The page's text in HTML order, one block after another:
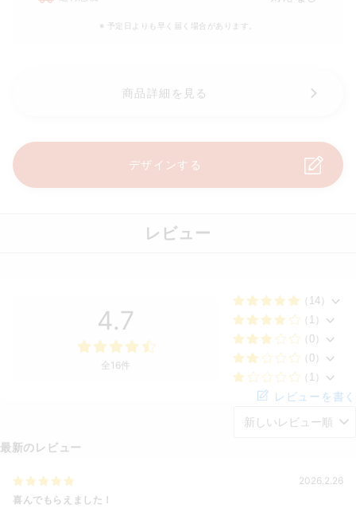
※ 予定日よりも早く届く場合があります。
商品詳細を見る
デザインする
レビュー
4.7
全16件
（14）
（1）
（0）
（0）
（1）
レビューを書く
最新のレビュー
2026.2.26
喜んでもらえました！